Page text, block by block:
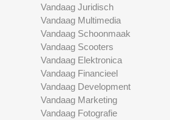
Vandaag Juridisch
Vandaag Multimedia
Vandaag Schoonmaak
Vandaag Scooters
Vandaag Elektronica
Vandaag Financieel
Vandaag Development
Vandaag Marketing
Vandaag Fotografie